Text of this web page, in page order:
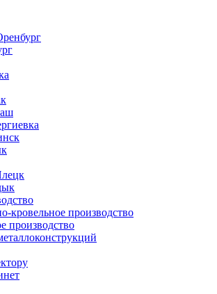
кровельное производство
производство